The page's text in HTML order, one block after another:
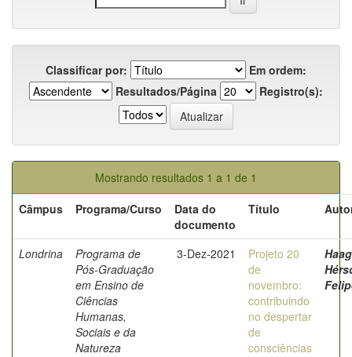
Classificar por:
Em ordem:
Resultados/Página
Registro(s):
Mostrando resultados 1 a 1 de 1
Câmpus
Programa/Curso
Data do
documento
Título
Londrina
Programa de
Pós-Graduação
em Ensino de
Ciências
Humanas,
Sociais e da
Natureza
3-Dez-2021
Projeto 20
de
novembro:
contribuindo
no despertar
de
consciências